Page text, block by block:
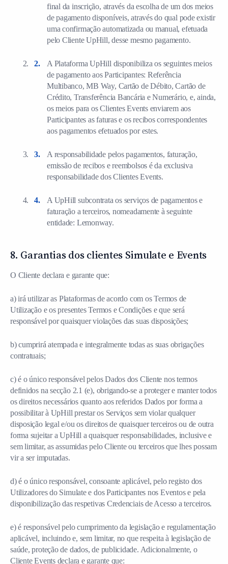
final da inscrição, através da escolha de um dos meios
de pagamento disponíveis, através do qual pode existir
uma confirmação automatizada ou manual, efetuada
pelo Cliente UpHill, desse mesmo pagamento.
A Plataforma UpHill disponibiliza os seguintes meios
de pagamento aos Participantes: Referência
Multibanco, MB Way, Cartão de Débito, Cartão de
Crédito, Transferência Bancária e Numerário, e, ainda,
os meios para os Clientes Events enviarem aos
Participantes as faturas e os recibos correspondentes
aos pagamentos efetuados por estes.
A responsabilidade pelos pagamentos, faturação,
emissão de recibos e reembolsos é da exclusiva
responsabilidade dos Clientes Events.
A UpHill subcontrata os serviços de pagamentos e
faturação a terceiros, nomeadamente à seguinte
entidade: Lemonway.
8. Garantias dos clientes Simulate e Events
O Cliente declara e garante que:
a) irá utilizar as Plataformas de acordo com os Termos de
Utilização e os presentes Termos e Condições e que será
responsável por quaisquer violações das suas disposições;
b) cumprirá atempada e integralmente todas as suas obrigações
contratuais;
c) é o único responsável pelos Dados dos Cliente nos termos
definidos na secção 2.1 (e), obrigando-se a proteger e manter todos
os direitos necessários quanto aos referidos Dados por forma a
possibilitar à UpHill prestar os Serviços sem violar qualquer
disposição legal e/ou os direitos de quaisquer terceiros ou de outra
forma sujeitar a UpHill a quaisquer responsabilidades, inclusive e
sem limitar, as assumidas pelo Cliente ou terceiros que lhes possam
vir a ser imputadas.
d) é o único responsável, consoante aplicável, pelo registo dos
Utilizadores do Simulate e dos Participantes nos Eventos e pela
disponibilização das respetivas Credenciais de Acesso a terceiros.
e) é responsável pelo cumprimento da legislação e regulamentação
aplicável, incluindo e, sem limitar, no que respeita à legislação de
saúde, proteção de dados, de publicidade. Adicionalmente, o
Cliente Events declara e garante que: